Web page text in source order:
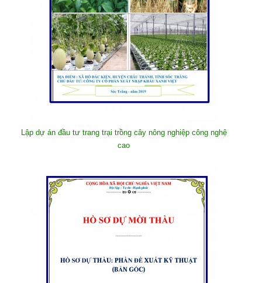
Lập dự án đầu tư trang trại trồng cây nông nghiệp công nghệ
cao